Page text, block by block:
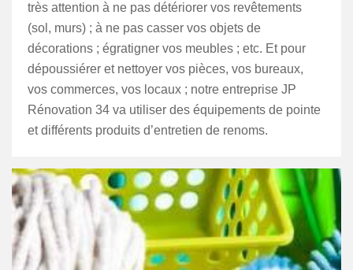
très attention à ne pas détériorer vos revêtements
(sol, murs) ; à ne pas casser vos objets de
décorations ; égratigner vos meubles ; etc. Et pour
dépoussiérer et nettoyer vos pièces, vos bureaux,
vos commerces, vos locaux ; notre entreprise JP
Rénovation 34 va utiliser des équipements de pointe
et différents produits d’entretien de renoms.